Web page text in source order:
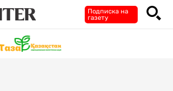
Подписка на
газету